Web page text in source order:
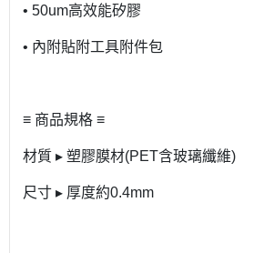
• 50um高效能矽膠
• 內附貼附工具附件包
≡ 商品規格 ≡
材質 ▸ 塑膠膜材(PET含玻璃纖維)
尺寸 ▸ 厚度約0.4mm